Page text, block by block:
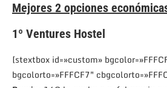
Mejores 2 opciones
1º Ventures Hostel
[stextbox id=»custom»
bgcolorto=»FFFCF7″